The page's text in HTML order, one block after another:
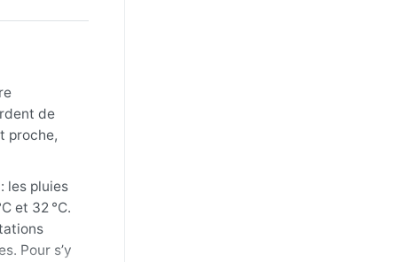
de
proche,
les pluies
et 32 °C.
Pour s’y